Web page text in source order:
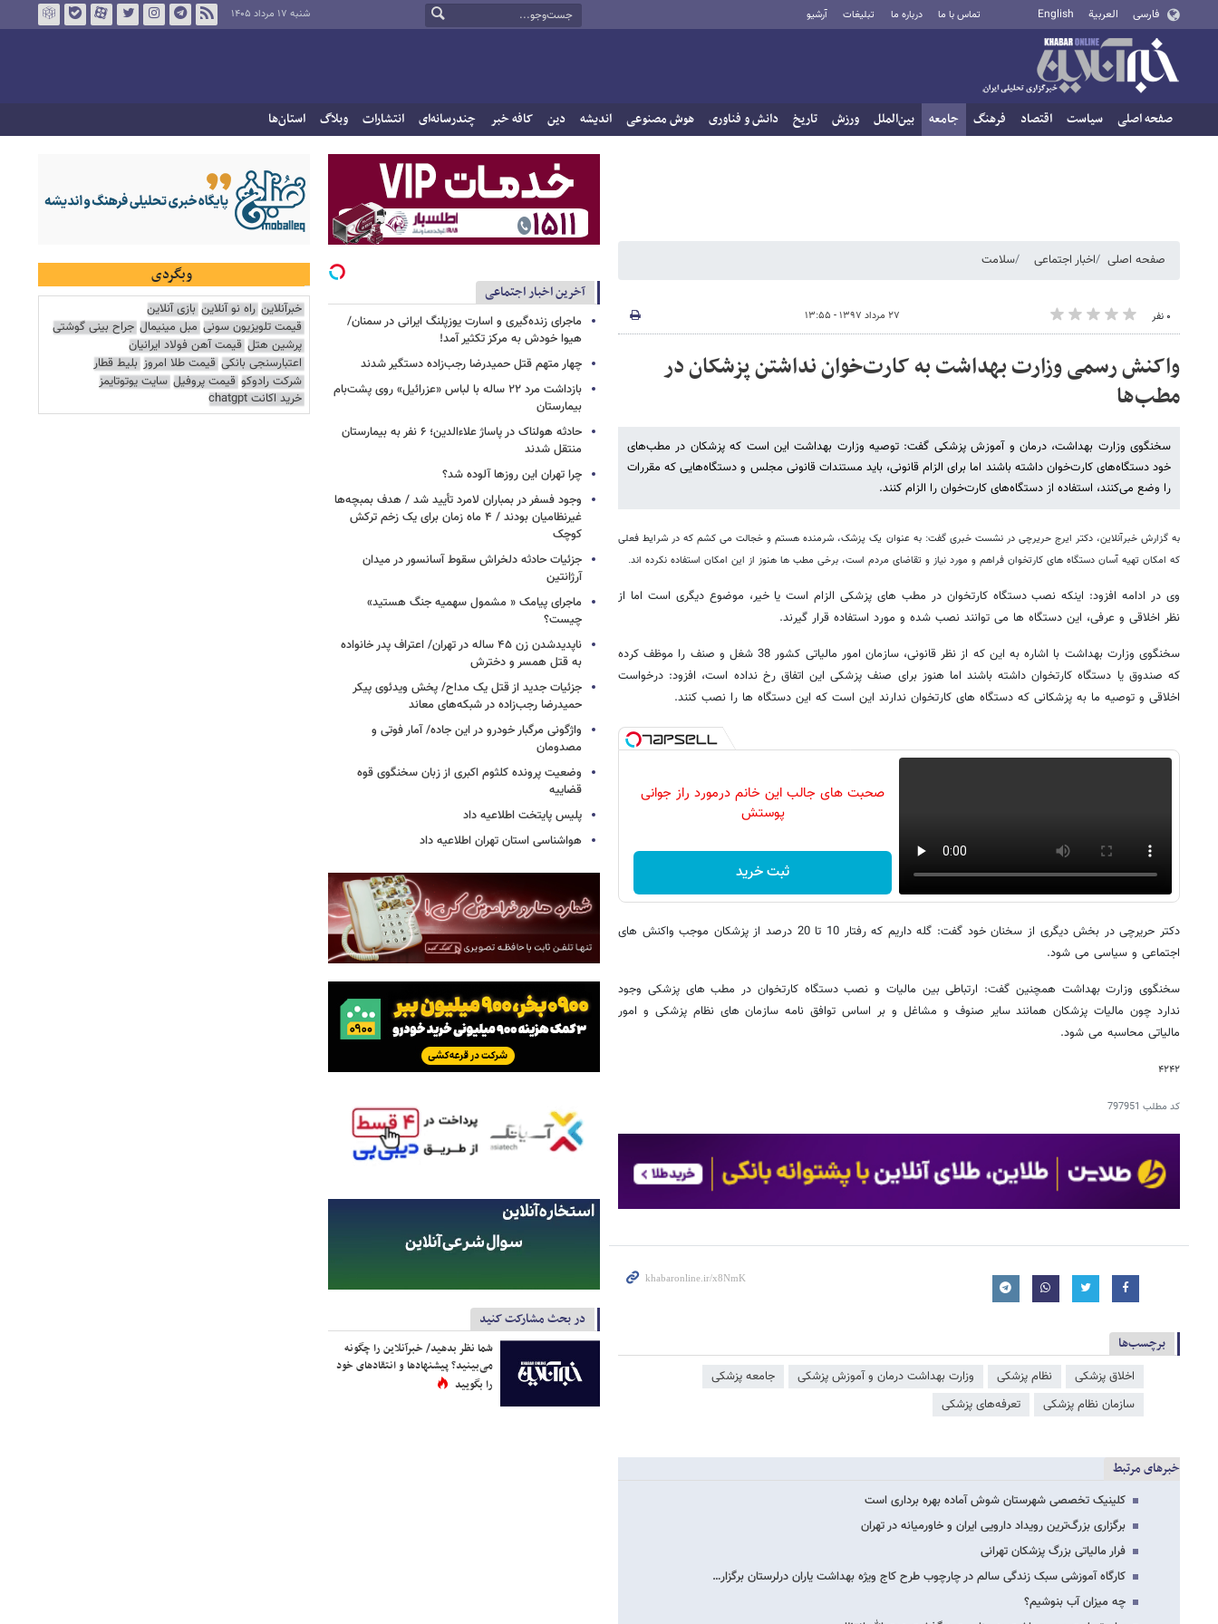
فارسی العربية English تماس با ما درباره ما تبلیغات آرشیو شنبه ۱۷ مرداد ۱۴۰۵
صفحه اصلی سیاست اقتصاد فرهنگ جامعه بین‌الملل ورزش تاریخ دانش و فناوری هوش مصنوعی اندیشه دین کافه خبر چندرسانه‌ای انتشارات وبلاگ استان‌ها
صفحه اصلی اخبار اجتماعی سلامت
۰ نفر ۲۷ مرداد ۱۳۹۷ - ۱۳:۵۵
واکنش رسمی وزارت بهداشت به کارت‌خوان‌ نداشتن پزشکان در
مطب‌ها
سخنگوی وزارت بهداشت، درمان و آموزش پزشکی گفت: توصیه وزارت بهداشت این است که پزشکان در مطب‌های
خود دستگاه‌های کارت‌خوان داشته باشند اما برای الزام قانونی، باید مستندات قانونی مجلس و دستگاه‌هایی که مقررات
را وضع می‌کنند، استفاده از دستگاه‌های کارت‌خوان را الزام کنند.
به گزارش خبرآنلاین، دکتر ایرج حریرچی در نشست خبری گفت: به عنوان یک پزشک، شرمنده هستم و خجالت می کشم که در شرایط فعلی
که امکان تهیه آسان دستگاه های کارتخوان فراهم و مورد نیاز و تقاضای مردم است، برخی مطب ها هنوز از این امکان استفاده نکرده اند.
وی در ادامه افزود: اینکه نصب دستگاه کارتخوان در مطب های پزشکی الزام است یا خیر، موضوع دیگری است اما از
نظر اخلاقی و عرفی، این دستگاه ها می توانند نصب شده و مورد استفاده قرار گیرند.
سخنگوی وزارت بهداشت با اشاره به این که از نظر قانونی، سازمان امور مالیاتی کشور 38 شغل و صنف را موظف کرده
که صندوق یا دستگاه کارتخوان داشته باشند اما هنوز برای صنف پزشکی این اتفاق رخ نداده است، افزود: درخواست
اخلاقی و توصیه ما به پزشکانی که دستگاه های کارتخوان ندارند این است که این دستگاه ها را نصب کنند.
صحبت های جالب این خانم درمورد راز جوانی
پوستش
ثبت خرید
دکتر حریرچی در بخش دیگری از سخنان خود گفت: گله داریم که رفتار 10 تا 20 درصد از پزشکان موجب واکنش های
اجتماعی و سیاسی می شود.
سخنگوی وزارت بهداشت همچنین گفت: ارتباطی بین مالیات و نصب دستگاه کارتخوان در مطب های پزشکی وجود
ندارد چون مالیات پزشکان همانند سایر صنوف و مشاغل و بر اساس توافق نامه سازمان های نظام پزشکی و امور
مالیاتی محاسبه می شود.
۴۲۴۲
کد مطلب 797951
برچسب‌ها
اخلاق پزشکی نظام پزشکی وزارت بهداشت درمان و آموزش پزشکی
جامعه پزشکی
سازمان نظام پزشکی
تعرفه‌های پزشکی
خبرهای مرتبط
کلینیک تخصصی شهرستان شوش آماده بهره برداری است
برگزاری بزرگ‌ترین رویداد دارویی ایران و خاورمیانه در تهران
فرار مالیاتی بزرگ پزشکان تهرانی
کارگاه آموزشی سبک زندگی سالم در چارچوب طرح کاج ویژه بهداشت یاران درلرستان برگزار…
چه میزان آب بنوشیم؟
آخرین اخبار اجتماعی
ماجرای زنده‌گیری و اسارت یوزپلنگ ایرانی در سمنان/
هیوا خودش به مرکز تکثیر آمد!
چهار متهم قتل حمیدرضا رجب‌زاده دستگیر شدند
بازداشت مرد ۲۲ ساله با لباس «عزرائیل» روی پشت‌بام
بیمارستان
حادثه هولناک در پاساژ علاءالدین؛ ۶ نفر به بیمارستان
منتقل شدند
چرا تهران این روزها آلوده شد؟
وجود فسفر در بمباران لامرد تأیید شد / هدف بمبچه‌ها
غیرنظامیان بودند / ۴ ماه زمان برای یک زخم ترکش
کوچک
جزئیات حادثه دلخراش سقوط آسانسور در میدان
آرژانتین
ماجرای پیامک « مشمول سهمیه جنگ هستید»
چیست؟
ناپدیدشدن زن ۴۵ ساله در تهران/ اعتراف پدر خانواده
به قتل همسر و دخترش
جزئیات جدید از قتل یک مداح/ پخش ویدئوی پیکر
حمیدرضا رجب‌زاده در شبکه‌های معاند
واژگونی مرگبار خودرو در این جاده/ آمار فوتی و
مصدومان
وضعیت پرونده کلثوم اکبری از زبان سخنگوی قوه
قضاییه
پلیس پایتخت اطلاعیه داد
هواشناسی استان تهران اطلاعیه داد
در بحث مشارکت کنید
شما نظر بدهید/ خبرآنلاین را چگونه
می‌بینید؟ پیشنهادها و انتقادهای خود
را بگویید
وبگردی
خبرآنلاین راه نو آنلاین بازی آنلاین
قیمت تلویزیون سونی مبل مینیمال جراح بینی گوشتی
پرشین هتل قیمت آهن فولاد ایرانیان
اعتبارسنجی بانکی قیمت طلا امروز بلیط قطار
شرکت رادوکو قیمت پروفیل سایت یوتوتایمز
خرید اکانت chatgpt